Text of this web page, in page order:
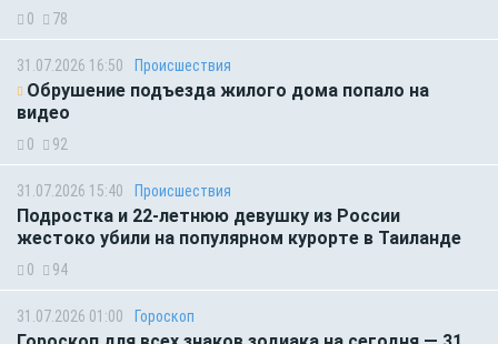
0 78
31.07.2026 16:50 Происшествия
Обрушение подъезда жилого дома попало на
видео
0 92
31.07.2026 15:40 Происшествия
Подростка и 22-летнюю девушку из России
жестоко убили на популярном курорте в Таиланде
0 94
31.07.2026 01:00 Гороскоп